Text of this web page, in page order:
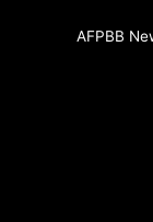
AFPBB